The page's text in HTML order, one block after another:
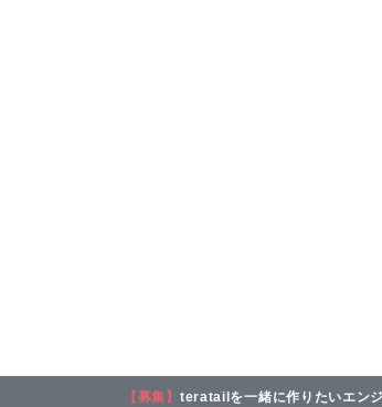
【募集】 teratailを一緒に作りたいエン